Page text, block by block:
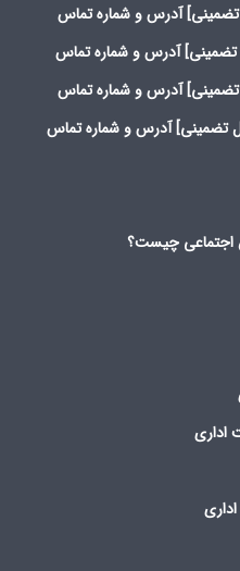
تضمینی] آدرس و شماره تماس
تضمینی] آدرس و شماره تماس
تضمینی] آدرس و شماره تماس
تضمینی] آدرس و شماره تماس
اجتماعی چیست؟
اداری